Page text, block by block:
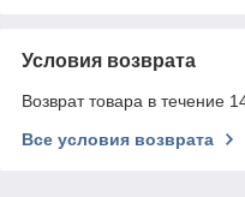
Условия возврата
Возврат товара в течение
Все условия возврата